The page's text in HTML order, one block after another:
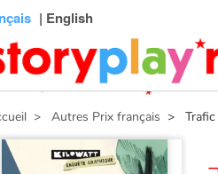
| English
> Autres Prix français > Trafic